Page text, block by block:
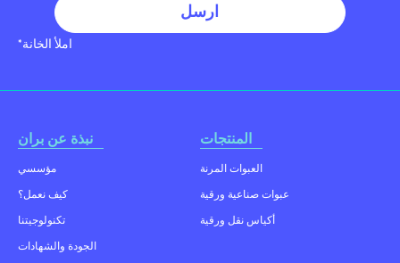
ارسل
*املأ الخانة
نبذة عن بران
مؤسسي
كيف نعمل؟
تكنولوجيتنا
الجودة والشهادات
المنتجات
العبوات المرنة
عبوات صناعية ورقية
أكياس نقل ورقية